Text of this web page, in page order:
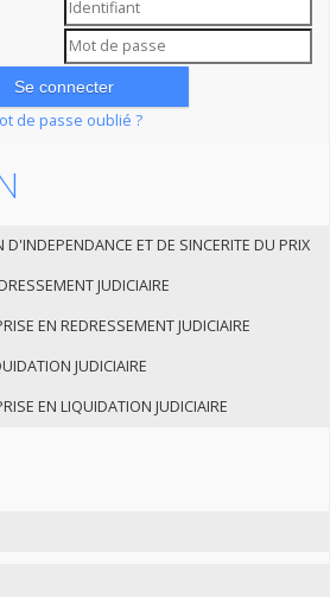
de passe oublié ?
ET DE SINCERITE DU PRIX
JUDICIAIRE
EN REDRESSEMENT JUDICIAIRE
JUDICIAIRE
EN LIQUIDATION JUDICIAIRE